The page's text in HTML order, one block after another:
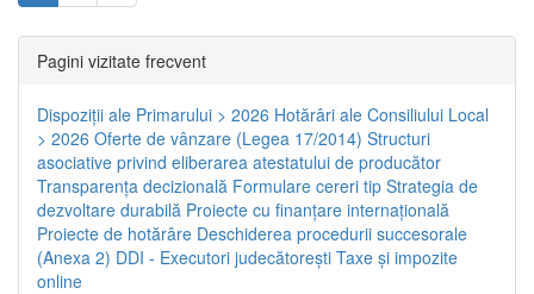
Pagini vizitate frecvent
Dispoziţii ale Primarului > 2026 Hotărâri ale Consiliului Local
> 2026 Oferte de vânzare (Legea 17/2014) Structuri
asociative privind eliberarea atestatului de producător
Transparenţa decizională Formulare cereri tip Strategia de
dezvoltare durabilă Proiecte cu finanţare internaţională
Proiecte de hotărâre Deschiderea procedurii succesorale
(Anexa 2) DDI - Executori judecătorești Taxe şi impozite
online